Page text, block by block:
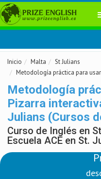
Inicio Malta
St Julians
Metodología práctica para
Metodología
Pizarra
Julians (Cursos
Curso de Inglés en
Escuela ACE en St.